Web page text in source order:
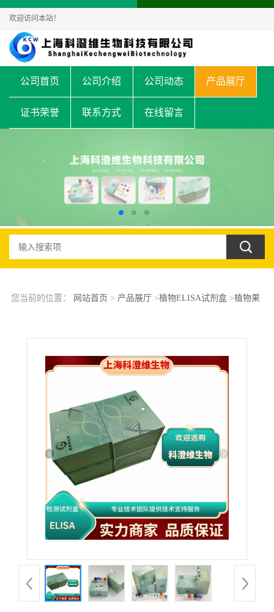
欢迎访问本站！
公司首页 公司介绍 公司动态 产品展厅
证书荣誉 联系方式 在线留言
您当前的位置： 网站首页 > 产品展厅>植物ELISA试剂盒>植物果